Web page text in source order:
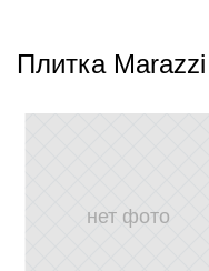
Плитка
нет фото